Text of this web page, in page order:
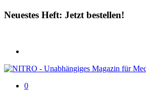
Neuestes Heft: Jetzt bestellen!
0